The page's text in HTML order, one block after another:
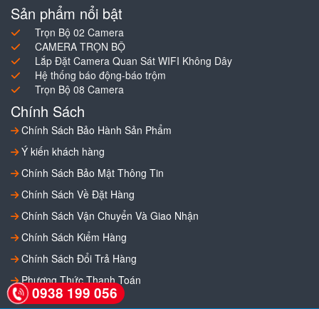
Sản phẩm nổi bật
Trọn Bộ 02 Camera
CAMERA TRỌN BỘ
Lắp Đặt Camera Quan Sát WIFI Không Dây
Hệ thống báo động-báo trộm
Trọn Bộ 08 Camera
Chính Sách
Chính Sách Bảo Hành Sản Phẩm
Ý kiến khách hàng
Chính Sách Bảo Mật Thông Tin
Chính Sách Về Đặt Hàng
Chính Sách Vận Chuyển Và Giao Nhận
Chính Sách Kiểm Hàng
Chính Sách Đổi Trả Hàng
Phương Thức Thanh Toán
0938 199 056